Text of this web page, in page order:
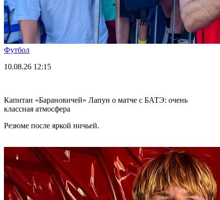
Футбол
10.08.26 12:15
Капитан «Барановичей» Лапун о матче с БАТЭ: очень
классная атмосфера
Резюме после яркой ничьей.